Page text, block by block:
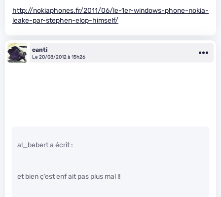
http://nokiaphones.fr/2011/06/le-1er-windows-phone-nokia-
leake-par-stephen-elop-himself/
canti
Le 20/08/2012 à 15h26
al_bebert a écrit :
et bien ç’est enf ait pas plus mal !!